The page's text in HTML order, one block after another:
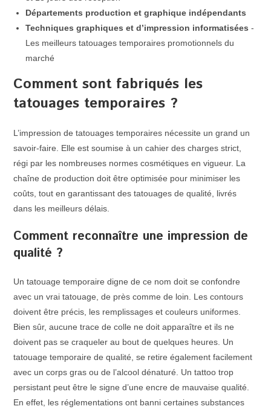
Départements production et graphique indépendants
Techniques graphiques et d’impression informatisées -
Les meilleurs tatouages temporaires promotionnels du
marché
Comment sont fabriqués les
tatouages temporaires ?
L’impression de tatouages temporaires nécessite un grand un
savoir-faire. Elle est soumise à un cahier des charges strict,
régi par les nombreuses normes cosmétiques en vigueur. La
chaîne de production doit être optimisée pour minimiser les
coûts, tout en garantissant des tatouages de qualité , livrés
dans les meilleurs délais.
Comment reconnaître une impression de
qualité ?
Un tatouage temporaire digne de ce nom doit se confondre
avec un vrai tatouage, de près comme de loin. Les contours
doivent être précis, les remplissages et couleurs uniformes.
Bien sûr, aucune trace de colle ne doit apparaître et ils ne
doivent pas se craqueler au bout de quelques heures. Un
tatouage temporaire de qualité, se retire également facilement
avec un corps gras ou de l’alcool dénaturé. Un tattoo trop
persistant peut être le signe d’une encre de mauvaise qualité.
En effet, les réglementations ont banni certaines substances